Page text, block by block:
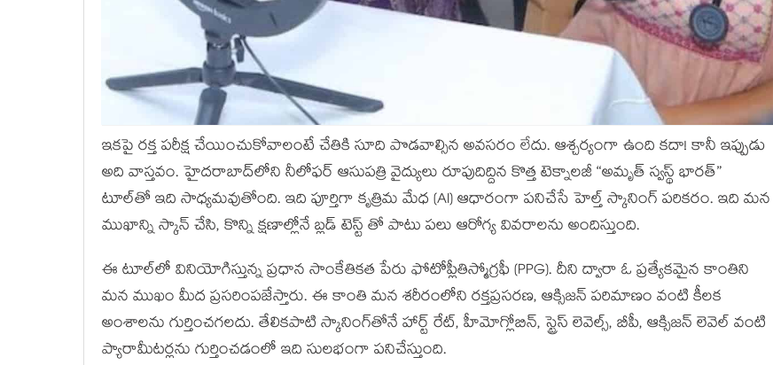
ఇకపై రక్త పరీక్ష చేయించుకోవాలంటే చేతికి సూది పొడవాల్సిన అవసరం లేదు. ఆశ్చర్యంగా ఉంది కదా! కానీ ఇప్పుడు
అది వాస్తవం. హైదరాబాద్‌లోని నీలోఫర్ ఆసుపత్రి వైద్యులు రూపుదిద్దిన కొత్త టెక్నాలజీ “అమృత్ స్వస్థ్ భారత్”
టూల్‌తో ఇది సాధ్యమవుతోంది. ఇది పూర్తిగా కృత్రిమ మేధ (AI) ఆధారంగా పనిచేసే హెల్త్ స్కానింగ్ పరికరం. ఇది మన
ముఖాన్ని స్కాన్ చేసి, కొన్ని క్షణాల్లోనే బ్లడ్ టెస్ట్ తో పాటు పలు ఆరోగ్య వివరాలను అందిస్తుంది.
ఈ టూల్‌లో వినియోగిస్తున్న ప్రధాన సాంకేతికత పేరు ఫోటోప్లీతిస్మోగ్రఫీ (PPG). దీని ద్వారా ఓ ప్రత్యేకమైన కాంతిని
మన ముఖం మీద ప్రసరింపజేస్తారు. ఈ కాంతి మన శరీరంలోని రక్తప్రసరణ, ఆక్సిజన్ పరిమాణం వంటి కీలక
అంశాలను గుర్తించగలదు. తేలికపాటి స్కానింగ్‌తోనే హార్ట్ రేట్, హీమోగ్లోబిన్, స్ట్రెస్ లెవెల్స్, బీపీ, ఆక్సిజన్ లెవెల్ వంటి
ప్యారామీటర్లను గుర్తించడంలో ఇది సులభంగా పనిచేస్తుంది.